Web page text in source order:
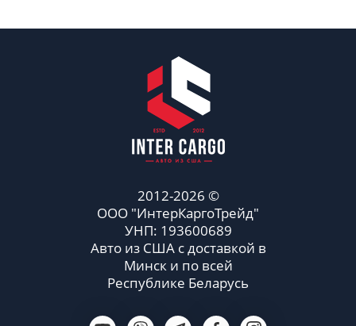
2012-2026 ©
ООО "ИнтерКаргоТрейд"
УНП: 193600689
Авто из США с доставкой в
Минск и по всей
Республике Беларусь